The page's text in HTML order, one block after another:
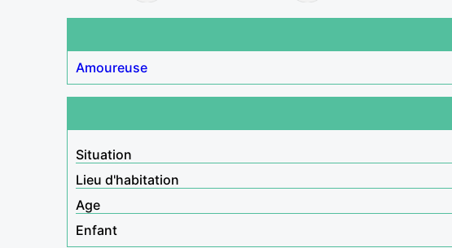
Amoureuse
Situation
Lieu d'habitation
Age
Enfant